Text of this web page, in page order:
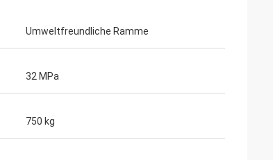
Umweltfreundliche Ramme
32 MPa
750 kg